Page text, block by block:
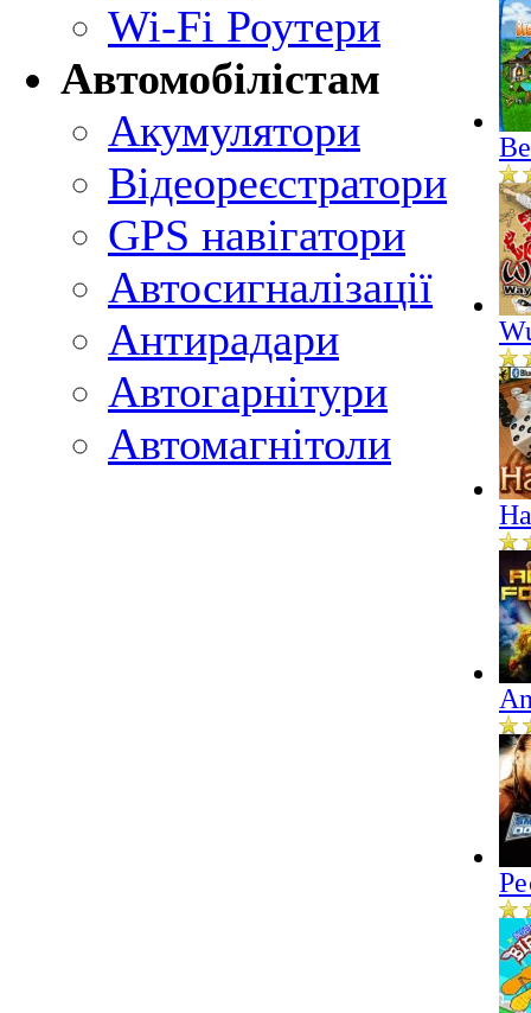
Wi-Fi Роутери
Автомобілістам
Акумулятори
Відеореєстратори
GPS навігатори
Автосигналізації
Антирадари
Автогарнітури
Автомагнітоли